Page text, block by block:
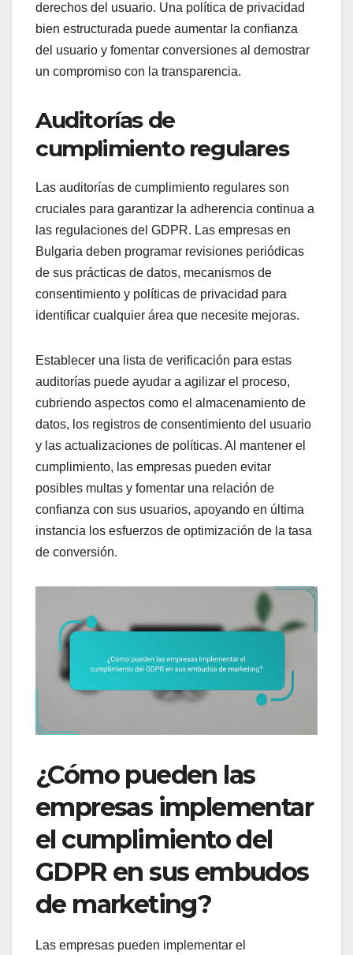
derechos del usuario. Una política de privacidad
bien estructurada puede aumentar la confianza
del usuario y fomentar conversiones al demostrar
un compromiso con la transparencia.
Auditorías de
cumplimiento regulares
Las auditorías de cumplimiento regulares son
cruciales para garantizar la adherencia continua a
las regulaciones del GDPR. Las empresas en
Bulgaria deben programar revisiones periódicas
de sus prácticas de datos, mecanismos de
consentimiento y políticas de privacidad para
identificar cualquier área que necesite mejoras.
Establecer una lista de verificación para estas
auditorías puede ayudar a agilizar el proceso,
cubriendo aspectos como el almacenamiento de
datos, los registros de consentimiento del usuario
y las actualizaciones de políticas. Al mantener el
cumplimiento, las empresas pueden evitar
posibles multas y fomentar una relación de
confianza con sus usuarios, apoyando en última
instancia los esfuerzos de optimización de la tasa
de conversión.
¿Cómo pueden las
empresas implementar
el cumplimiento del
GDPR en sus embudos
de marketing?
Las empresas pueden implementar el